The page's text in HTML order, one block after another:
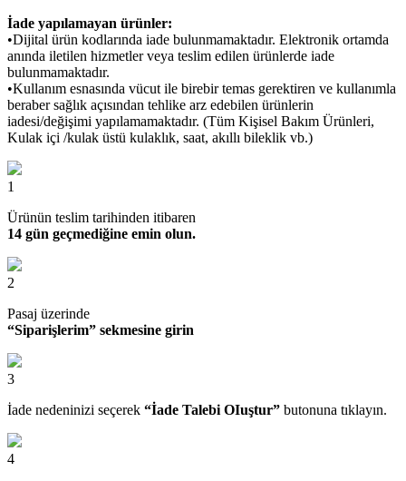
İade yapılamayan ürünler:
•Dijital ürün kodlarında iade bulunmamaktadır. Elektronik ortamda
anında iletilen hizmetler veya teslim edilen ürünlerde iade
bulunmamaktadır.
•Kullanım esnasında vücut ile birebir temas gerektiren ve kullanımla
beraber sağlık açısından tehlike arz edebilen ürünlerin
iadesi/değişimi yapılamamaktadır. (Tüm Kişisel Bakım Ürünleri,
Kulak içi /kulak üstü kulaklık, saat, akıllı bileklik vb.)
1
Ürünün teslim tarihinden itibaren
14 gün geçmediğine emin olun.
2
Pasaj üzerinde
“Siparişlerim” sekmesine girin
3
İade nedeninizi seçerek “İade Talebi OIuştur” butonuna tıklayın.
4